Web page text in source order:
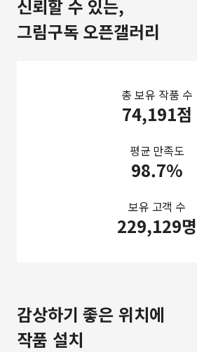
신뢰할 수 있는,
그림구독 오픈갤러리
총 보유 작품 수
74,191점
평균 만족도
98.7%
보유 고객 수
229,129명
감상하기 좋은 위치에
작품 설치